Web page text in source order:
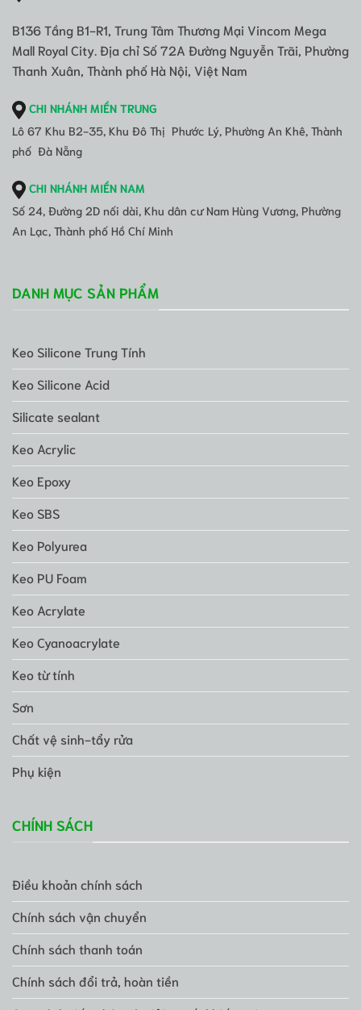
B136 Tầng B1-R1, Trung Tâm Thương Mại Vincom Mega
Mall Royal City. Địa chỉ Số 72A Đường Nguyễn Trãi, Phường
Thanh Xuân, Thành phố Hà Nội, Việt Nam
CHI NHÁNH MIỀN TRUNG
Lô 67 Khu B2-35, Khu Đô Thị Phước Lý, Phường An Khê, Thành
phố Đà Nẵng
CHI NHÁNH MIỀN NAM
Số 24, Đường 2D nối dài, Khu dân cư Nam Hùng Vương, Phường
An Lạc, Thành phố Hồ Chí Minh
DANH MỤC SẢN PHẨM
Keo Silicone Trung Tính
Keo Silicone Acid
Silicate sealant
Keo Acrylic
Keo Epoxy
Keo SBS
Keo Polyurea
Keo PU Foam
Keo Acrylate
Keo Cyanoacrylate
Keo từ tính
Sơn
Chất vệ sinh-tẩy rửa
Phụ kiện
CHÍNH SÁCH
Điều khoản chính sách
Chính sách vận chuyển
Chính sách thanh toán
Chính sách đổi trả, hoàn tiền